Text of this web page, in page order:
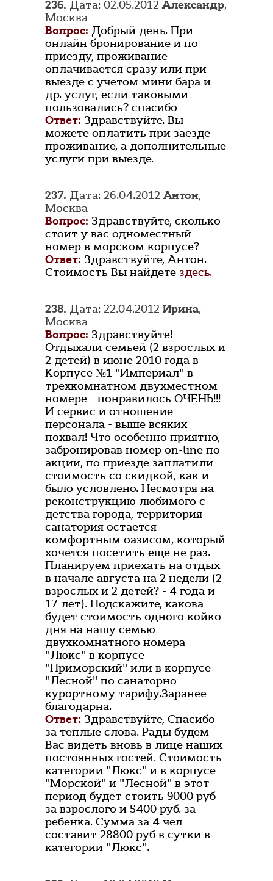
236. Дата: 02.05.2012Александр,
Москва
Вопрос: Добрый день. При
онлайн бронирование и по
приезду, проживание
оплачивается сразу или при
выезде с учетом мини бара и
др. услуг, если таковыми
пользовались? спасибо
Ответ: Здравствуйте. Вы
можете оплатить при заезде
проживание, а дополнительные
услуги при выезде.
237. Дата: 26.04.2012Антон,
Москва
Вопрос: Здравствуйте, сколько
стоит у вас одноместный
номер в морском корпусе?
Ответ: Здравствуйте, Антон.
Стоимость Вы найдете здесь.
238. Дата: 22.04.2012 Ирина,
Москва
Вопрос: Здравствуйте!
Отдыхали семьей (2 взрослых и
2 детей) в июне 2010 года в
Корпусе №1 "Империал" в
трехкомнатном двухместном
номере - понравилось ОЧЕНЬ!!!
И сервис и отношение
персонала - выше всяких
похвал! Что особенно приятно,
забронировав номер on-line по
акции, по приезде заплатили
стоимость со скидкой, как и
было условлено. Несмотря на
реконструкцию любимого с
детства города, территория
санатория остается
комфортным оазисом, который
хочется посетить еще не раз.
Планируем приехать на отдых
в начале августа на 2 недели (2
взрослых и 2 детей? - 4 года и
17 лет). Подскажите, какова
будет стоимость одного койко-
дня на нашу семью
двухкомнатного номера
"Люкс" в корпусе
"Приморский" или в корпусе
"Лесной" по санаторно-
курортному тарифу.Заранее
благодарна.
Ответ: Здравствуйте, Спасибо
за теплые слова. Рады будем
Вас видеть вновь в лице наших
постоянных гостей. Стоимость
категории "Люкс" и в корпусе
"Морской" и "Лесной" в этот
период будет стоить 9000 руб
за взрослого и 5400 руб. за
ребенка. Сумма за 4 чел
составит 28800 руб в сутки в
категории "Люкс".